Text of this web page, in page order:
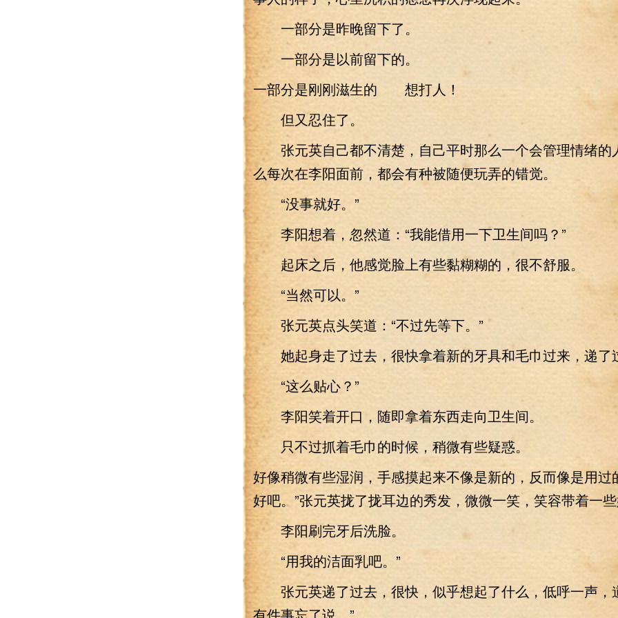
一部分是昨晚留下了。
一部分是以前留下的。
一部分是刚刚滋生的 想打人！
但又忍住了。
张元英自己都不清楚，自己平时那么一个会管理情绪的
么每次在李阳面前，都会有种被随便玩弄的错觉。
“没事就好。”
李阳想着，忽然道：“我能借用一下卫生间吗？”
起床之后，他感觉脸上有些黏糊糊的，很不舒服。
“当然可以。”
张元英点头笑道：“不过先等下。”
她起身走了过去，很快拿着新的牙具和毛巾过来，递了
“这么贴心？”
李阳笑着开口，随即拿着东西走向卫生间。
只不过抓着毛巾的时候，稍微有些疑惑。
好像稍微有些湿润，手感摸起来不像是新的，反而像是
好吧。”张元英拢了拢耳边的秀发，微微一笑，笑容带着一
李阳刷完牙后洗脸。
“用我的洁面乳吧。”
张元英递了过去，很快，似乎想起了什么，低呼一声，